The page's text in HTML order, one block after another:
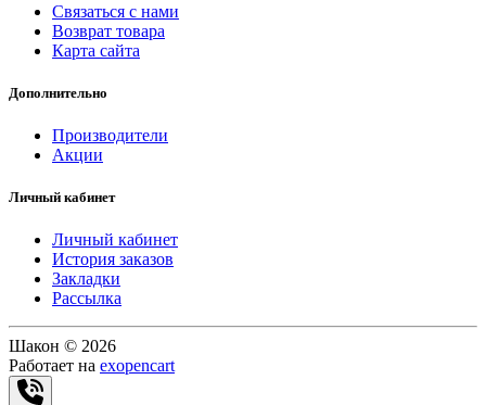
Связаться с нами
Возврат товара
Карта сайта
Дополнительно
Производители
Акции
Личный кабинет
Личный кабинет
История заказов
Закладки
Рассылка
Шакон © 2026
Работает на exopencart